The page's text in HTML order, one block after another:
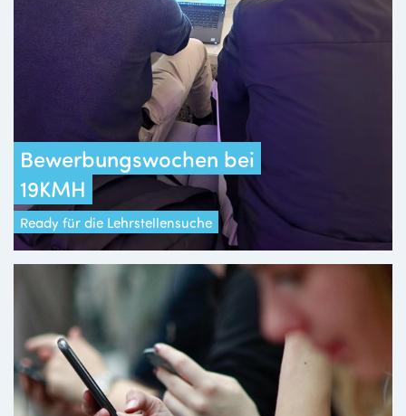
Bewerbungswochen bei
19KMH
Ready für die Lehrstellensuche